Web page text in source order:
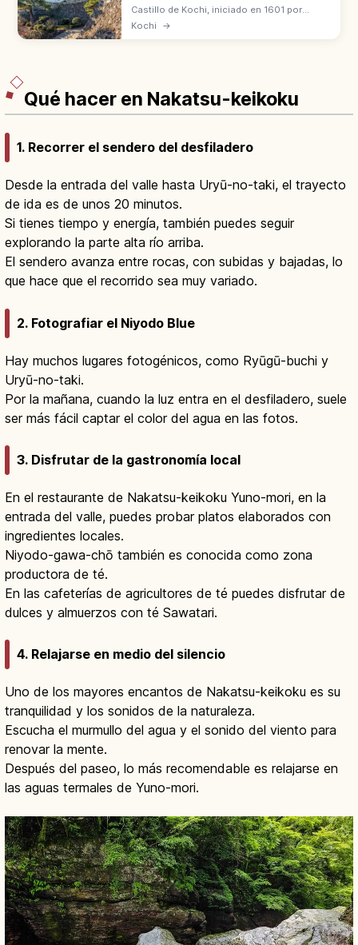
Castillo de Kochi, iniciado en 1601 por
Yamauchi Kazutoyo, es uno de los 12
Kochi →
Qué hacer en Nakatsu-keikoku
1. Recorrer el sendero del desfiladero
Desde la entrada del valle hasta Uryū-no-taki, el trayecto
de ida es de unos 20 minutos.
Si tienes tiempo y energía, también puedes seguir
explorando la parte alta río arriba.
El sendero avanza entre rocas, con subidas y bajadas, lo
que hace que el recorrido sea muy variado.
2. Fotografiar el Niyodo Blue
Hay muchos lugares fotogénicos, como Ryūgū-buchi y
Uryū-no-taki.
Por la mañana, cuando la luz entra en el desfiladero, suele
ser más fácil captar el color del agua en las fotos.
3. Disfrutar de la gastronomía local
En el restaurante de Nakatsu-keikoku Yuno-mori, en la
entrada del valle, puedes probar platos elaborados con
ingredientes locales.
Niyodo-gawa-chō también es conocida como zona
productora de té.
En las cafeterías de agricultores de té puedes disfrutar de
dulces y almuerzos con té Sawatari.
4. Relajarse en medio del silencio
Uno de los mayores encantos de Nakatsu-keikoku es su
tranquilidad y los sonidos de la naturaleza.
Escucha el murmullo del agua y el sonido del viento para
renovar la mente.
Después del paseo, lo más recomendable es relajarse en
las aguas termales de Yuno-mori.